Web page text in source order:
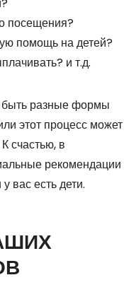
посещения?
помощь на детей?
и т.д.
быть разные формы
этот процесс может
счастью, в
рекомендации
вас есть дети.